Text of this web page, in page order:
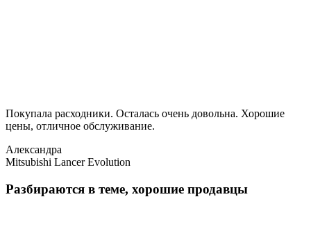
Покупала расходники. Осталась очень довольна. Хорошие
цены, отличное обслуживание.
Александра
Mitsubishi Lancer Evolution
Разбираются в теме, хорошие продавцы